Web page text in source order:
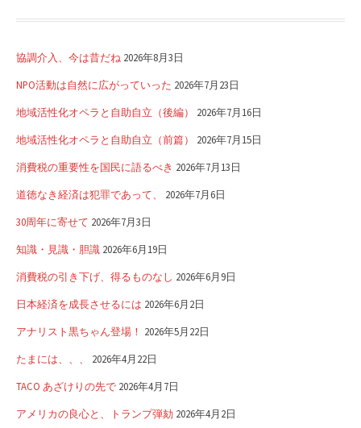
協調介入、今は昔だね 2026年8月3日
NPO活動は自然に広がっていった 2026年7月23日
地域活性化オペラと自助自立（後編） 2026年7月16日
地域活性化オペラと自助自立（前篇） 2026年7月15日
消費税の重要性を国民に語るべき 2026年7月13日
道徳なき経済は犯罪であって、 2026年7月6日
30周年に寄せて 2026年7月3日
知識・見識・胆識 2026年6月19日
消費税の引き下げ、得るものなし 2026年6月9日
日本経済を成長させるには 2026年6月2日
アナリスト黒ちゃん登場！ 2026年5月22日
たまには、、、 2026年4月22日
TACO あざけりの先で 2026年4月7日
アメリカの良心と、トランプ弾劾 2026年4月2日